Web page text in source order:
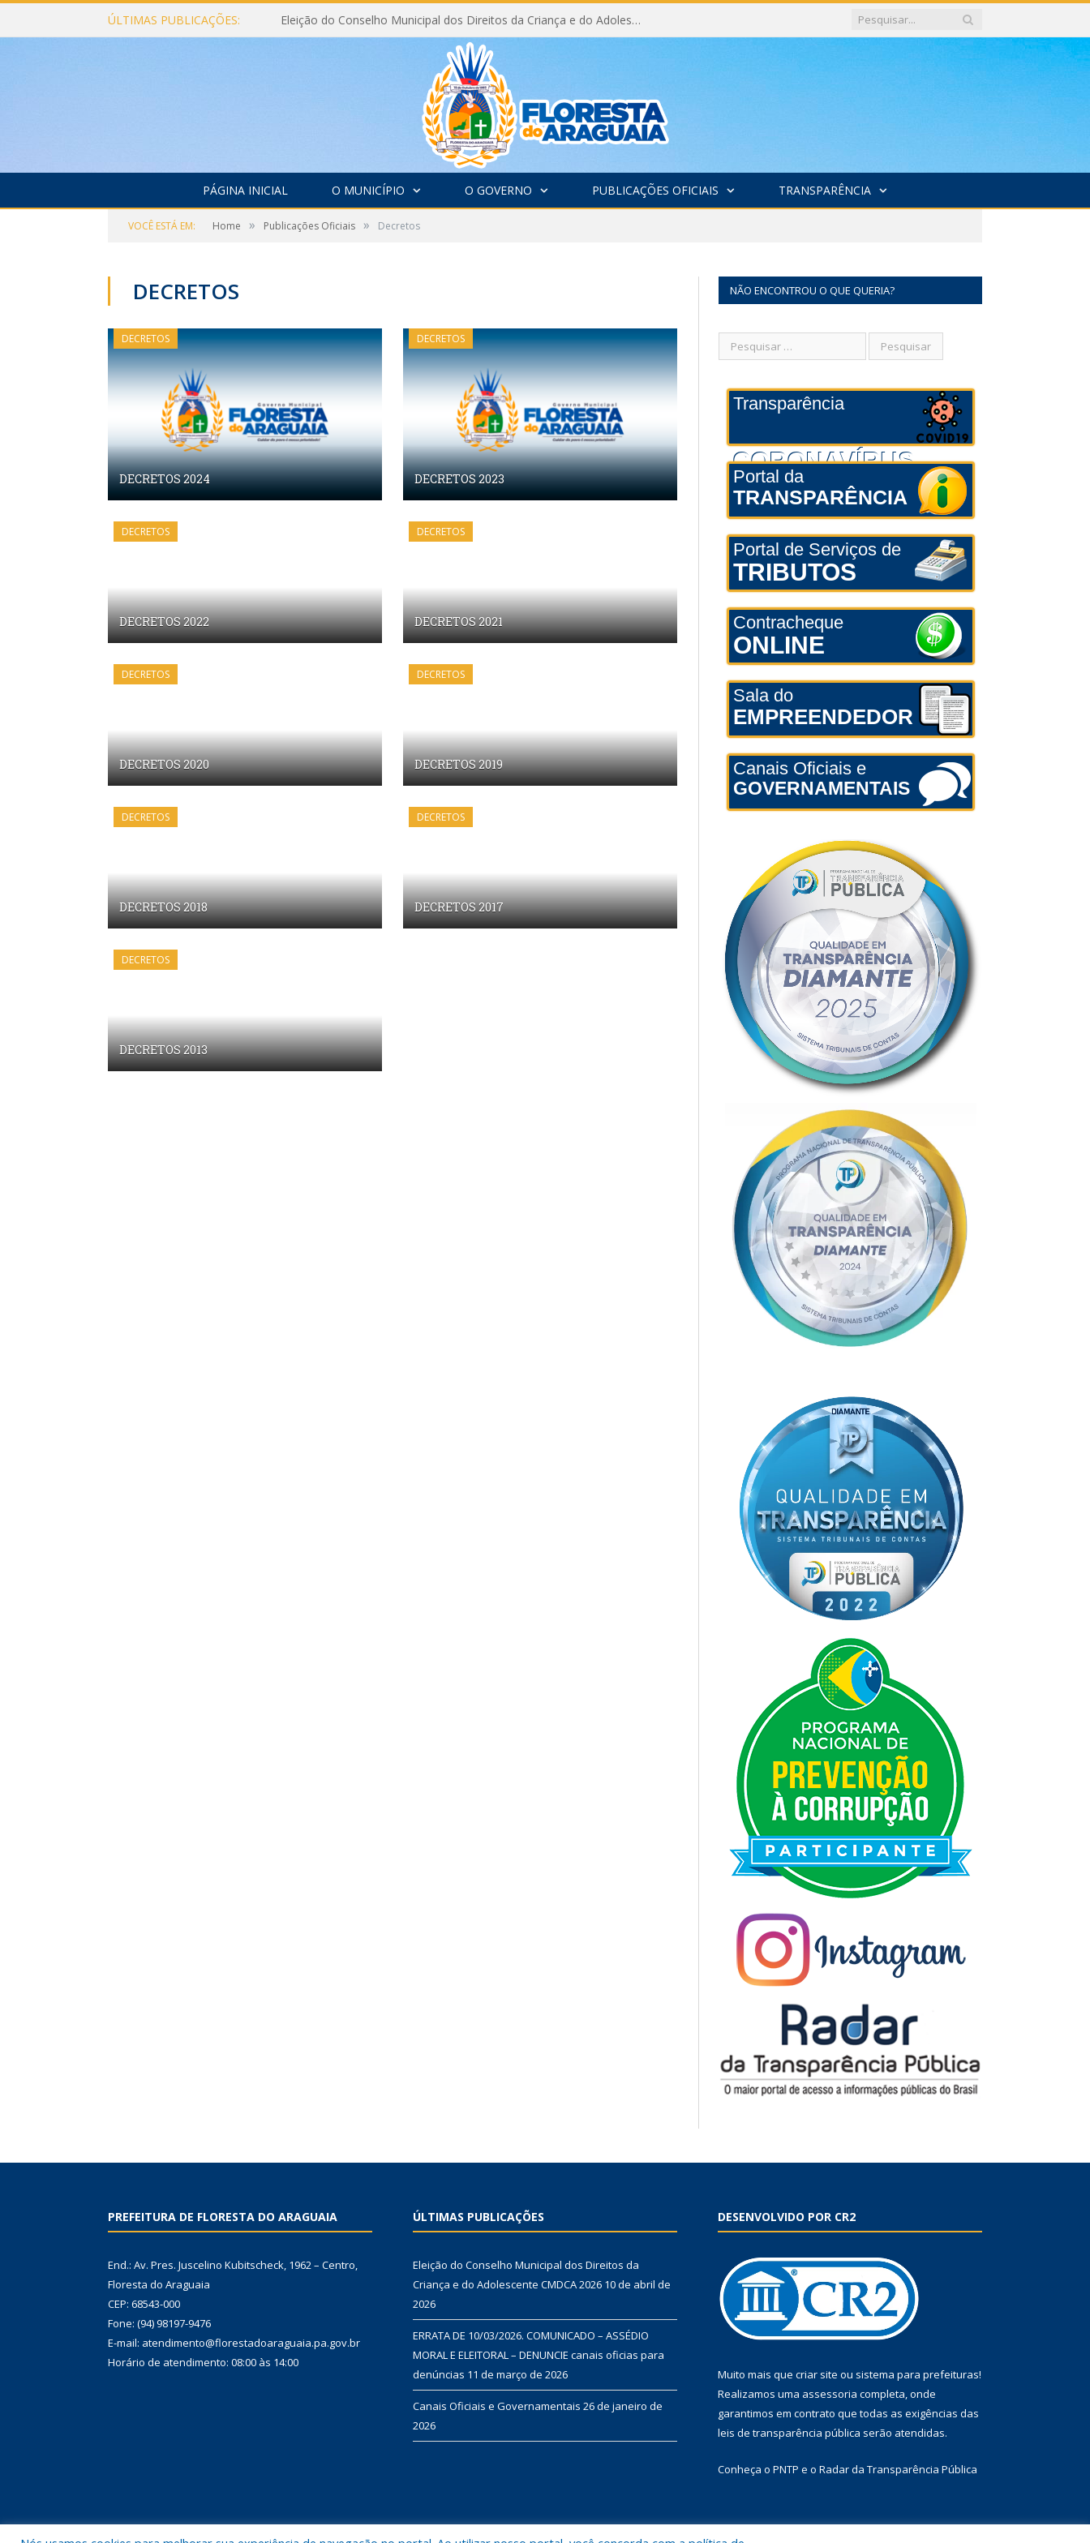
ÚLTIMAS PUBLICAÇÕES: Eleição do Conselho Municipal dos Direitos da Criança e do Adolescente CMDCA 2026
PÁGINA INICIAL O MUNICÍPIO O GOVERNO PUBLICAÇÕES OFICIAIS TRANSPARÊNCIA
VOCÊ ESTÁ EM: Home » Publicações Oficiais » Decretos
DECRETOS
DECRETOS
DECRETOS 2024
DECRETOS
DECRETOS 2023
DECRETOS
DECRETOS 2022
DECRETOS
DECRETOS 2021
DECRETOS
DECRETOS 2020
DECRETOS
DECRETOS 2019
DECRETOS
DECRETOS 2018
DECRETOS
DECRETOS 2017
DECRETOS
DECRETOS 2013
NÃO ENCONTROU O QUE QUERIA?
Transparência
CORONAVÍRUS
Portal da
TRANSPARÊNCIA
Portal de Serviços de
TRIBUTOS
Contracheque
ONLINE
Sala do
EMPREENDEDOR
Canais Oficiais e
GOVERNAMENTAIS
PREFEITURA DE FLORESTA DO ARAGUAIA
End.: Av. Pres. Juscelino Kubitscheck, 1962 – Centro,
Floresta do Araguaia
CEP: 68543-000
Fone: (94) 98197-9476
E-mail: atendimento@florestadoaraguaia.pa.gov.br
Horário de atendimento: 08:00 às 14:00
ÚLTIMAS PUBLICAÇÕES
Eleição do Conselho Municipal dos Direitos da
Criança e do Adolescente CMDCA 2026 10 de abril de
2026
ERRATA DE 10/03/2026. COMUNICADO – ASSÉDIO
MORAL E ELEITORAL – DENUNCIE canais oficias para
denúncias 11 de março de 2026
Canais Oficiais e Governamentais 26 de janeiro de
2026
DESENVOLVIDO POR CR2
Muito mais que criar site ou sistema para prefeituras!
Realizamos uma assessoria completa, onde
garantimos em contrato que todas as exigências das
leis de transparência pública serão atendidas.
Conheça o PNTP e o Radar da Transparência Pública